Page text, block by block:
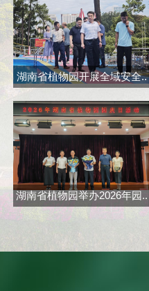
湖南省植物园开展全域安全..
湖南省植物园举办2026年园..